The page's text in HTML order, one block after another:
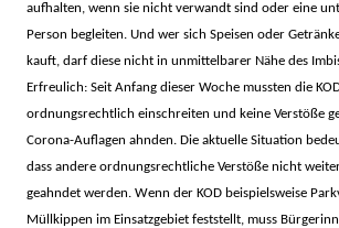
aufhalten, wenn sie nicht verwandt sind oder eine
Person begleiten. Und wer sich Speisen oder
kauft, darf diese nicht in unmittelbarer Nähe des
Erfreulich: Seit Anfang dieser Woche mussten die
ordnungsrechtlich einschreiten und keine Verstöße
Corona-Auflagen ahnden. Die aktuelle Situation
dass andere ordnungsrechtliche Verstöße nicht
geahndet werden. Wenn der KOD beispielsweise
Müllkippen im Einsatzgebiet feststellt, muss